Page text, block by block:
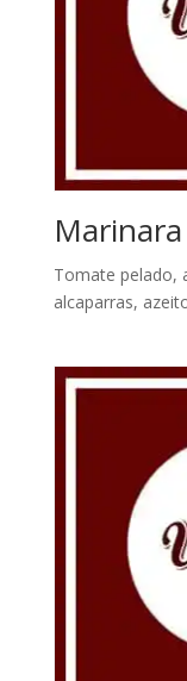
Tomate pelado,
alcaparras,